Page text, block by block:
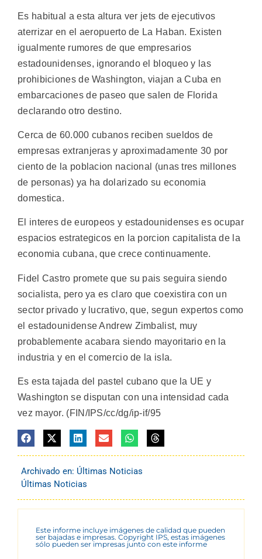
Es habitual a esta altura ver jets de ejecutivos
aterrizar en el aeropuerto de La Haban. Existen
igualmente rumores de que empresarios
estadounidenses, ignorando el bloqueo y las
prohibiciones de Washington, viajan a Cuba en
embarcaciones de paseo que salen de Florida
declarando otro destino.
Cerca de 60.000 cubanos reciben sueldos de
empresas extranjeras y aproximadamente 30 por
ciento de la poblacion nacional (unas tres millones
de personas) ya ha dolarizado su economia
domestica.
El interes de europeos y estadounidenses es ocupar
espacios estrategicos en la porcion capitalista de la
economia cubana, que crece continuamente.
Fidel Castro promete que su pais seguira siendo
socialista, pero ya es claro que coexistira con un
sector privado y lucrativo, que, segun expertos como
el estadounidense Andrew Zimbalist, muy
probablemente acabara siendo mayoritario en la
industria y en el comercio de la isla.
Es esta tajada del pastel cubano que la UE y
Washington se disputan con una intensidad cada
vez mayor. (FIN/IPS/cc/dg/ip-if/95
Archivado en: Últimas Noticias
Últimas Noticias
Este informe incluye imágenes de calidad que pueden
ser bajadas e impresas. Copyright IPS, estas imágenes
sólo pueden ser impresas junto con este informe